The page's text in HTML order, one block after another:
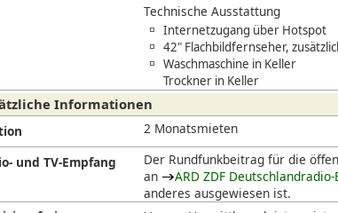
Technische Ausstattung
Internetzugang über Hotspot
42" Flachbildfernseher,
Waschmaschine in Keller
Trockner in Keller
Informationen
2 Monatsmieten
und TV-Empfang
Der Rundfunkbeitrag für die
an
ARD ZDF
anderes ausgewiesen ist.